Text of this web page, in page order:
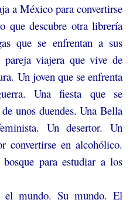
a México para convertirse
que descubre otra librería
que se enfrentan a sus
pareja viajera que vive de
Un joven que se enfrenta
Una fiesta que se
unos duendes. Una Bella
Un desertor. Un
convertirse en alcohólico.
para estudiar a los
el mundo. Su mundo. El